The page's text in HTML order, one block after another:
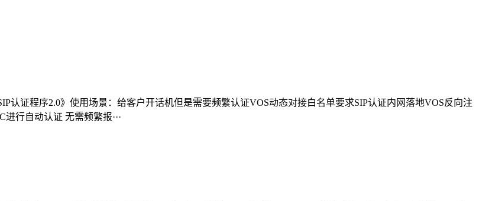
认证程序2.0》使用场景：给客户开话机但是需要频繁认证VOS动态对接白名单要求SIP认证内网落地VOS反向注
行自动认证 无需频繁报···